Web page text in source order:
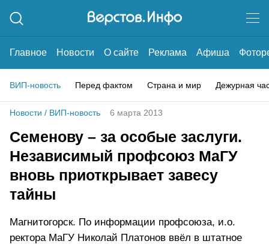
Главное Новости О сайте Реклама Афиша
ВИП-новость Перед фактом Страна и мир Дежурная
Новости / ВИП-новость 6 марта 2013
Семенову – за особые заслуги.
Независимый профсоюз МаГУ
вновь приоткрывает завесу
тайны
Магнитогорск. По информации профсоюза, и.о.
ректора МаГУ Николай Платонов ввёл в штатное